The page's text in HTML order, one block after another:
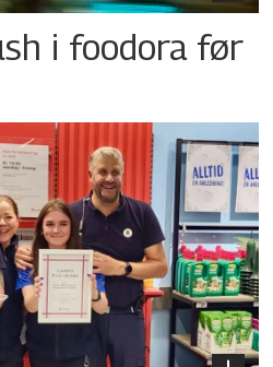
i foodora før